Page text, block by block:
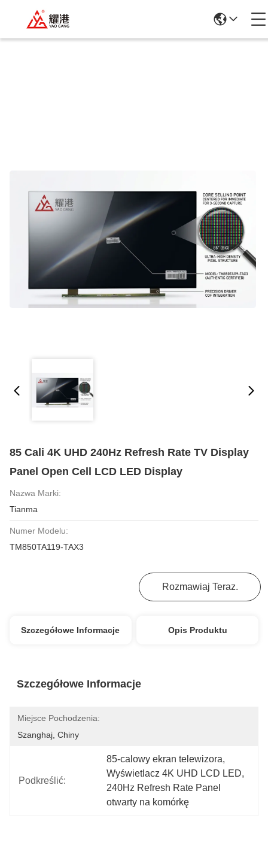
85 Cali 4K UHD 240Hz Refresh Rate TV Display
Panel Open Cell LCD LED Display
Nazwa Marki:
Tianma
Numer Modelu:
TM850TA119-TAX3
Rozmawiaj Teraz.
Szczegółowe Informacje Opis Produktu
Szczegółowe Informacje
Miejsce Pochodzenia:
Szanghaj, Chiny
Podkreślić:
85-calowy ekran telewizora,
Wyświetlacz 4K UHD LCD LED,
240Hz Refresh Rate Panel
otwarty na komórkę